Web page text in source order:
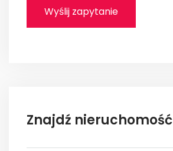
Znajdź nieruchomość